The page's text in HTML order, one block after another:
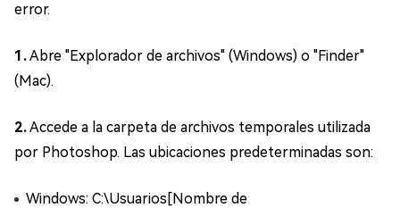
error.
1.Abre "Explorador de archivos" (Windows) o "Finder"
(Mac).
2.Accede a la carpeta de archivos temporales utilizada
por Photoshop. Las ubicaciones predeterminadas son:
Windows: C:\Usuarios[Nombre de